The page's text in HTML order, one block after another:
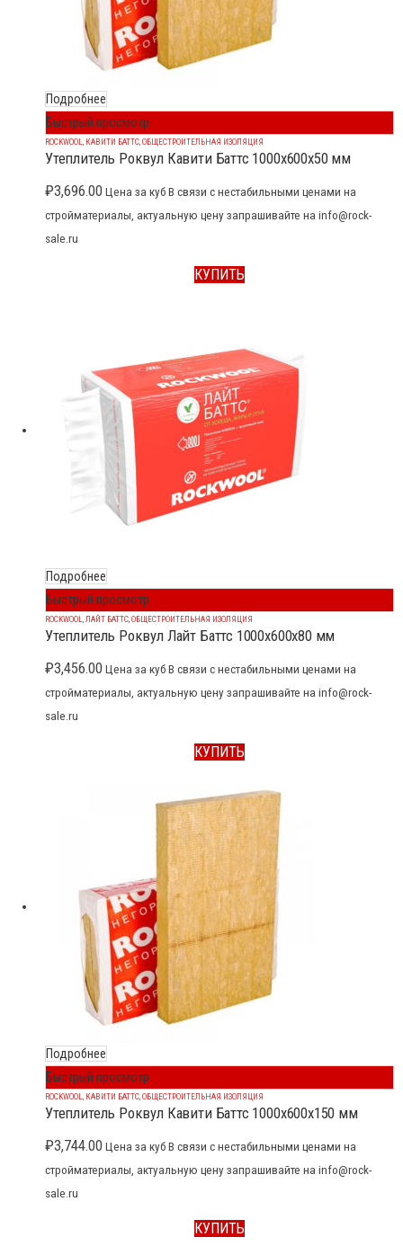
Подробнее
Быстрый просмотр
ROCKWOOL КАВИТИ БАТТС ОБЩЕСТРОИТЕЛЬНАЯ ИЗОЛЯЦИЯ
Утеплитель Роквул Кавити Баттс 1000x600x50 мм
₽3,696.00 Цена за куб В связи с нестабильными ценами на
стройматериалы, актуальную цену запрашивайте на info@rock-
sale.ru
КУПИТЬ
Подробнее
Быстрый просмотр
ROCKWOOL ЛАЙТ БАТТС ОБЩЕСТРОИТЕЛЬНАЯ ИЗОЛЯЦИЯ
Утеплитель Роквул Лайт Баттс 1000x600x80 мм
₽3,456.00 Цена за куб В связи с нестабильными ценами на
стройматериалы, актуальную цену запрашивайте на info@rock-
sale.ru
КУПИТЬ
Подробнее
Быстрый просмотр
ROCKWOOL КАВИТИ БАТТС ОБЩЕСТРОИТЕЛЬНАЯ ИЗОЛЯЦИЯ
Утеплитель Роквул Кавити Баттс 1000x600x150 мм
₽3,744.00 Цена за куб В связи с нестабильными ценами на
стройматериалы, актуальную цену запрашивайте на info@rock-
sale.ru
КУПИТЬ